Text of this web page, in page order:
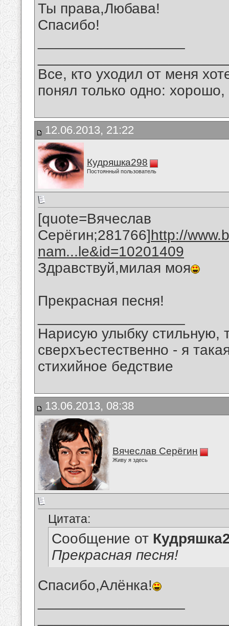
Ты права,Любава!
Спасибо!
Все, кто уходил от меня
понял только одно:
12.06.2013, 21:22
Кудряшка298
Постоянный пользователь
[quote=Вячеслав
Серёгин;281766]http://
nam...le&id=10201409
Здравствуй,милая моя
Прекрасная песня!
Нарисую улыбку стильную,
сверхъестественно - я
стихийное бедствие
13.06.2013, 08:38
Вячеслав Серёгин
Живу я здесь
Цитата:
Сообщение от
Прекрасная песня!
Спасибо,Алёнка!